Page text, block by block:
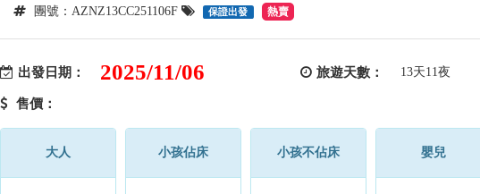
團號：AZNZ13CC251106F 保證出發
出發日期： 2025/11/06 旅遊天數： 13天11夜
售價：
大人 小孩佔床 小孩不佔床 嬰兒